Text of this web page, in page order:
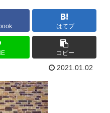
はてブ
コピー
2021.01.02